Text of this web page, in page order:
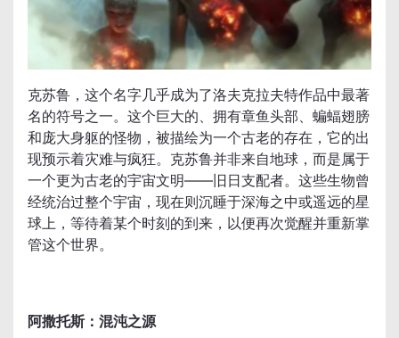
克苏鲁，这个名字几乎成为了洛夫克拉夫特作品中最著
名的符号之一。这个巨大的、拥有章鱼头部、蝙蝠翅膀
和庞大身躯的怪物，被描绘为一个古老的存在，它的出
现预示着灾难与疯狂。克苏鲁并非来自地球，而是属于
一个更为古老的宇宙文明——旧日支配者。这些生物曾
经统治过整个宇宙，现在则沉睡于深海之中或遥远的星
球上，等待着某个时刻的到来，以便再次觉醒并重新掌
管这个世界。
阿撒托斯：混沌之源